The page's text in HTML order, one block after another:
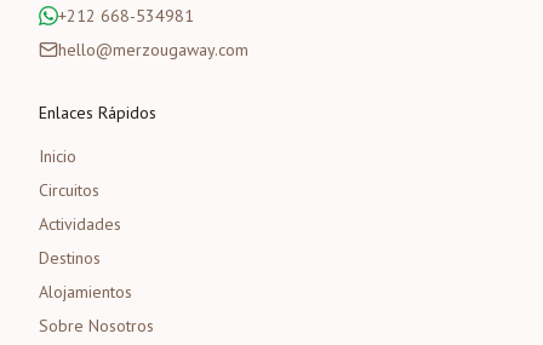
+212 668-534981
hello@merzougaway.com
Enlaces Rápidos
Inicio
Circuitos
Actividades
Destinos
Alojamientos
Sobre Nosotros